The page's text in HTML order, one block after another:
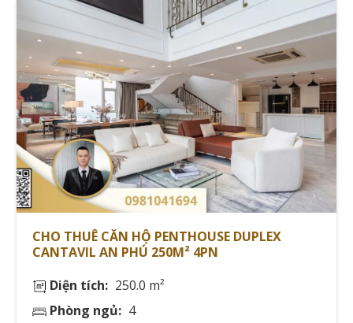
CHO THUÊ CĂN HỘ PENTHOUSE DUPLEX
CANTAVIL AN PHÚ 250M² 4PN
Diện tích: 250.0 m²
Phòng ngủ: 4